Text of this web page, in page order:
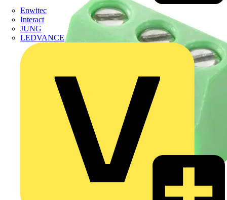
Enwitec
Interact
JUNG
LEDVANCE